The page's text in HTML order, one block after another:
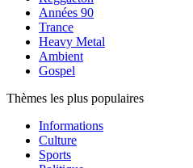
Années 90
Trance
Heavy Metal
Ambient
Gospel
Thèmes les plus populaires
Informations
Culture
Sports